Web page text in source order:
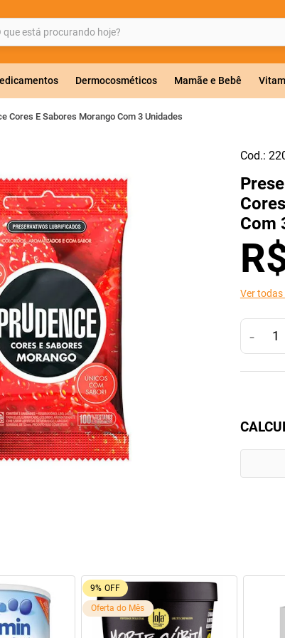
está procurando hoje?
Dermocosméticos Mamãe e Bebê
Cores E Sabores Morango Com 3 Unidades
Cod.:
Com
Ver
－
22% OFF